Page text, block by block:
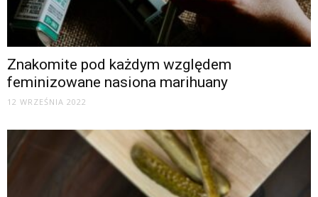
Znakomite pod każdym względem
feminizowane nasiona marihuany
12 WRZEŚNIA 2022